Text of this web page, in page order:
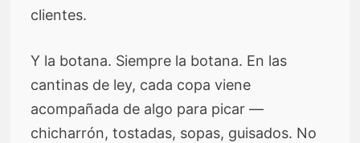
clientes.
Y la botana. Siempre la botana. En las
cantinas de ley, cada copa viene
acompañada de algo para picar —
chicharrón, tostadas, sopas, guisados. No